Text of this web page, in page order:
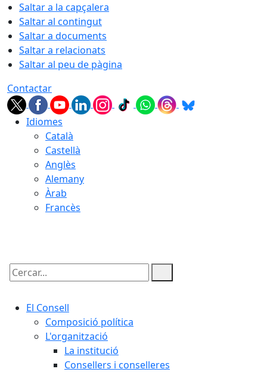
Saltar a la capçalera
Saltar al contingut
Saltar a documents
Saltar a relacionats
Saltar al peu de pàgina
Contactar
Idiomes
Català
Castellà
Anglès
Alemany
Àrab
Francès
Cercar:
El Consell
Composició política
L'organització
La institució
Consellers i conselleres